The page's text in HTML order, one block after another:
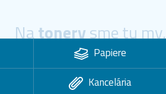
Natonerysme tu my.
Papiere
Kancelária